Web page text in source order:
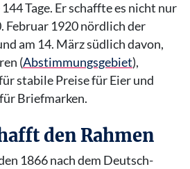
Tage. Er schaffte es nicht nur
Februar 1920 nördlich der
am 14. März südlich davon,
(Abstimmungsgebiet),
stabile Preise für Eier und
Briefmarken.
den Rahmen
1866 nach dem Deutsch-